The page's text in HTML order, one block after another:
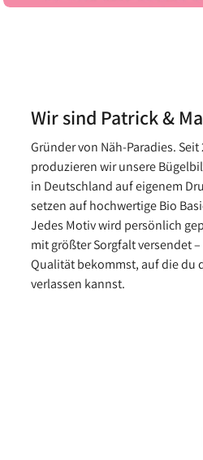
Wir sind Patrick &
Gründer von Näh-Paradies. Seit
produzieren wir unsere
in Deutschland auf eigenem
setzen auf hochwertige Bio
Jedes Motiv wird persönlich
mit größter Sorgfalt versendet
Qualität bekommst, auf die du
verlassen kannst.